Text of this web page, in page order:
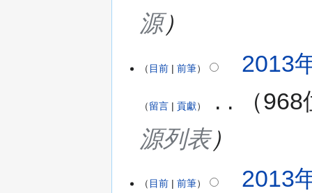
源
目前 前筆 2013
留言 貢獻
968
源列表
目前 前筆 2013